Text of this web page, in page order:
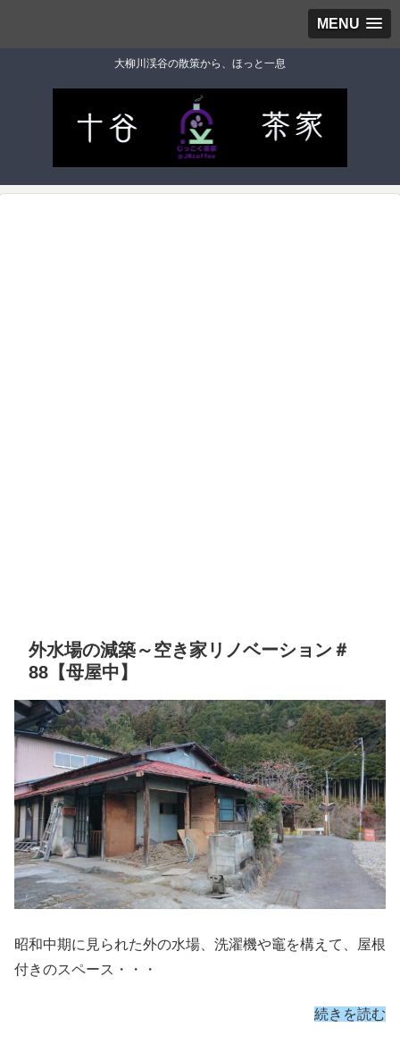
MENU
大柳川渓谷の散策から、ほっと一息
外水場の減築～空き家リノベーション＃
88【母屋中】
昭和中期に見られた外の水場、洗濯機や竈を構えて、屋根
付きのスペース・・・
続きを読む